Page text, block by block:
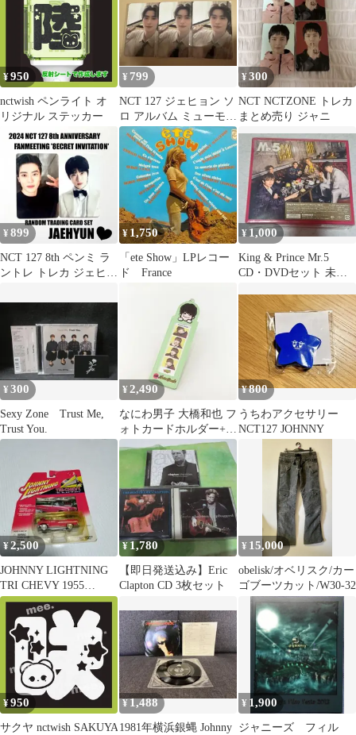
¥950
nctwish ペンライト オ
リジナル ステッカー
¥ 799
NCT 127 ジェヒョン ソ
ロ アルバム ミューモ
mu-mo 特典 トレカ
¥300
NCT NCTZONE トレカ
まとめ売り ジャニ
¥899
NCT 127 8th ペンミ ラ
ントレ トレカ ジェヒョ
¥ 1,750
「ete Show」LPレコー
ド France
¥ 1,000
King & Prince Mr.5
CD・DVDセット 未開
¥300
Sexy Zone Trust Me,
Trust You.
¥2,490
なにわ男子 大橋和也 フ
ォトカードホルダー+フ
ォトカード USED美品
グッズ
¥800
うちわアクセサリー
NCT127 JOHNNY
¥2,500
JOHNNY LIGHTNING
TRI CHEVY 1955
CHEVY
¥ 1,780
【即日発送込み】Eric
Clapton CD 3枚セット
¥ 15,000
obelisk/オベリスク/カー
ゴブーツカット/W30-32
¥950
サクヤ nctwish SAKUYA
¥1,488
1981年横浜銀蝿 Johnny
¥ 1,900
ジャニーズ フィル